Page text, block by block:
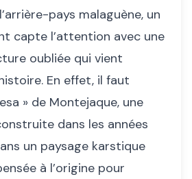
pays malaguène, un
capte l’attention avec une
oubliée qui vient
En effet, il faut
» de Montejaque, une
dans les années
un paysage karstique
à l’origine pour